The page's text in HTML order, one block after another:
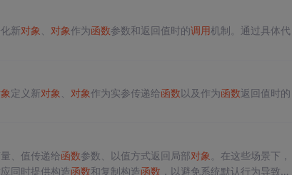
新对象 对象作为函数参数和返回值时的调用机制。通过具体代
定义新对象 对象作为实参传递给函数以及作为函数返回值时的
、值传递给函数参数、以值方式返回局部对象 。在这些场景下，
同时提供构造 函数和复制构造 函数 ，以避免系统默认行为导致的